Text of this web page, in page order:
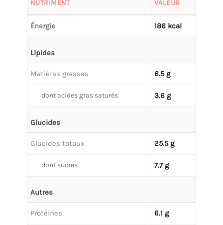
NUTRIMENT VALEUR
Énergie 186 kcal
Lipides
Matières grasses 6.5 g
dont acides gras saturés 3.6 g
Glucides
Glucides totaux 25.5 g
dont sucres 7.7 g
Autres
Protéines 6.1 g